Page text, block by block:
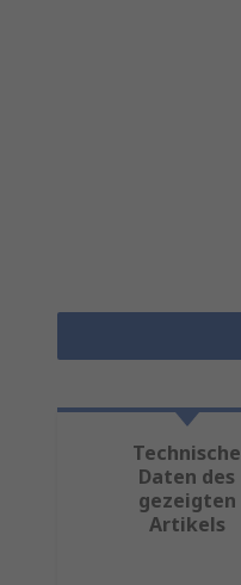
Technische
Daten des
gezeigten
Artikels